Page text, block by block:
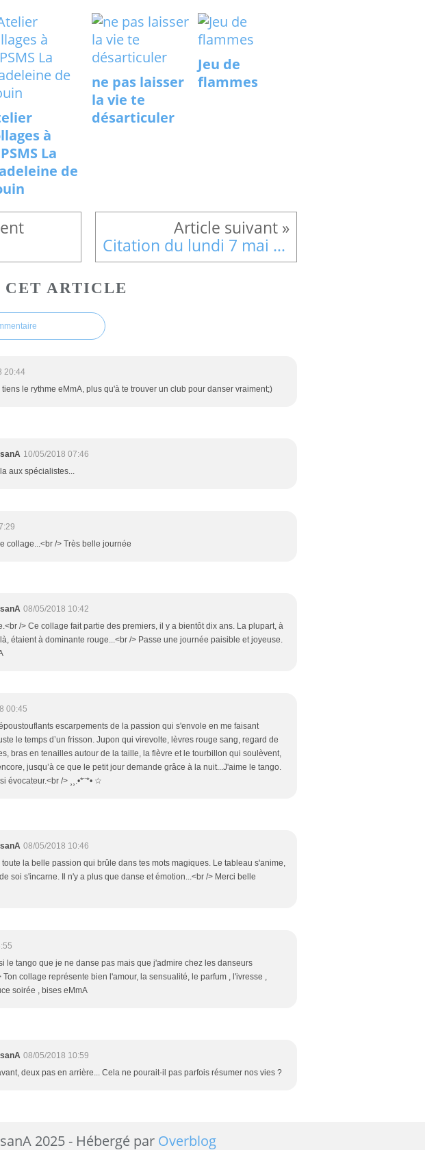
à
La
de
ne pas laisser
la vie te
désarticuler
Jeu de
flammes
Citation du lundi 7 mai 18
ARTICLE
20:44
tiens le rythme eMmA, plus qu'à te trouver un club pour danser vraiment;)
10/05/2018 07:46
aux spécialistes...
collage...<br /> Très belle journée
08/05/2018 10:42
/> Ce collage fait partie des premiers, il y a bientôt dix ans. La plupart, à
étaient à dominante rouge...<br /> Passe une journée paisible et joyeuse.
00:45
escarpements de la passion qui s'envole en me faisant
le temps d’un frisson. Jupon qui virevolte, lèvres rouge sang, regard de
bras en tenailles autour de la taille, la fièvre et le tourbillon qui soulèvent,
jusqu’à ce que le petit jour demande grâce à la nuit...J'aime le tango.
évocateur.<br /> ¸¸.•*¨*• ☆
08/05/2018 10:46
toute la belle passion qui brûle dans tes mots magiques. Le tableau s'anime,
soi s'incarne. Il n'y a plus que danse et émotion...<br /> Merci belle
le tango que je ne danse pas mais que j'admire chez les danseurs
Ton collage représente bien l'amour, la sensualité, le parfum , l'ivresse ,
soirée , bises eMmA
08/05/2018 10:59
deux pas en arrière... Cela ne pourait-il pas parfois résumer nos vies ?
2025 - Hébergé par Overblog